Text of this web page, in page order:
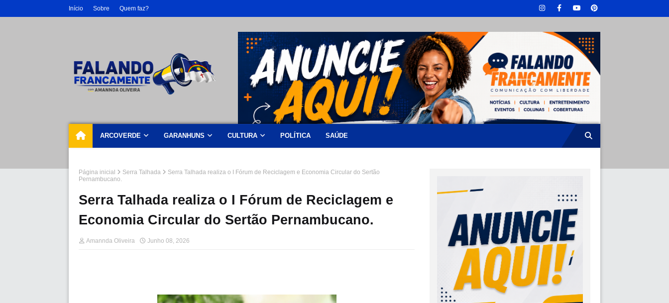
Início Sobre Quem faz?
ARCOVERDE GARANHUNS CULTURA POLÍTICA SAÚDE
Página inicial Serra Talhada
Serra Talhada realiza o I Fórum de Reciclagem e Economia Circular do Sertão
Pernambucano.
Serra Talhada realiza o I Fórum de Reciclagem e
Economia Circular do Sertão Pernambucano.
Amannda Oliveira Junho 08, 2026